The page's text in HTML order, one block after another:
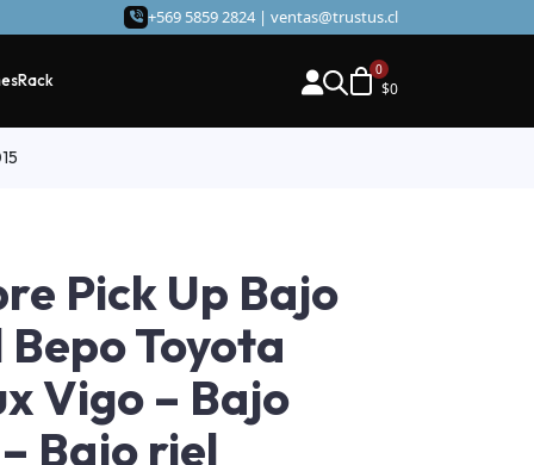
+569 5859 2824 | ventas@trustus.cl
Rack $0
Pick Up Bajo
Bepo Toyota
Vigo – Bajo
Bajo riel